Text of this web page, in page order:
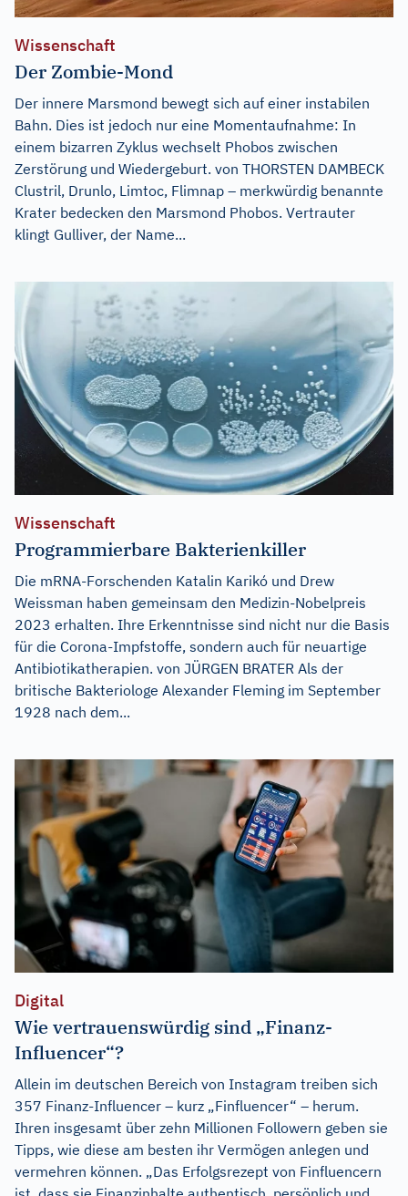
Wissenschaft
Der Zombie-Mond
Der innere Marsmond bewegt sich auf einer instabilen
Bahn. Dies ist jedoch nur eine Momentaufnahme: In
einem bizarren Zyklus wechselt Phobos zwischen
Zerstörung und Wiedergeburt. von THORSTEN DAMBECK
Clustril, Drunlo, Limtoc, Flimnap – merkwürdig benannte
Krater bedecken den Marsmond Phobos. Vertrauter
klingt Gulliver, der Name...
Wissenschaft
Programmierbare Bakterienkiller
Die mRNA-Forschenden Katalin Karikó und Drew
Weissman haben gemeinsam den Medizin-Nobelpreis
2023 erhalten. Ihre Erkenntnisse sind nicht nur die Basis
für die Corona-Impfstoffe, sondern auch für neuartige
Antibiotikatherapien. von JÜRGEN BRATER Als der
britische Bakteriologe Alexander Fleming im September
1928 nach dem...
Digital
Wie vertrauenswürdig sind „Finanz-
Influencer“?
Allein im deutschen Bereich von Instagram treiben sich
357 Finanz-Influencer – kurz „Finfluencer“ – herum.
Ihren insgesamt über zehn Millionen Followern geben sie
Tipps, wie diese am besten ihr Vermögen anlegen und
vermehren können. „Das Erfolgsrezept von Finfluencern